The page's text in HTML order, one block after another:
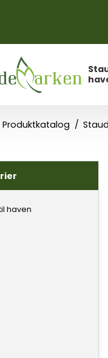
Produktkatalog /
haven